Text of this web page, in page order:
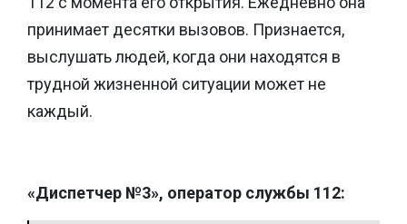
принимает десятки вызовов. Признается,
выслушать людей, когда они находятся в
трудной жизненной ситуации может не
каждый.
«Диспетчер №3», оператор службы 112: